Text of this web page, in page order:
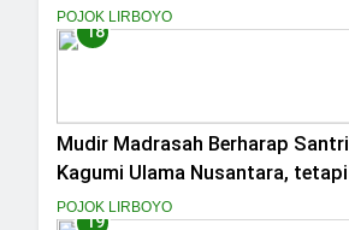
POJOK LIRBOYO
18
Mudir Madrasah Berharap
Kagumi Ulama Nusantara,
POJOK LIRBOYO
19